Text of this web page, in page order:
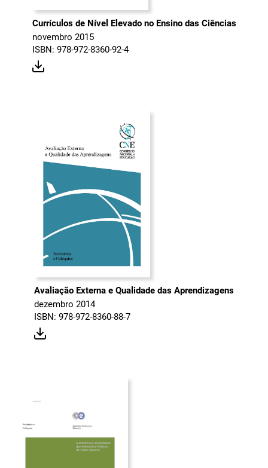
Currículos de Nível Elevado no Ensino das Ciências
novembro 2015
ISBN: 978-972-8360-92-4
Avaliação Externa e Qualidade das Aprendizagens
dezembro 2014
ISBN: 978-972-8360-88-7